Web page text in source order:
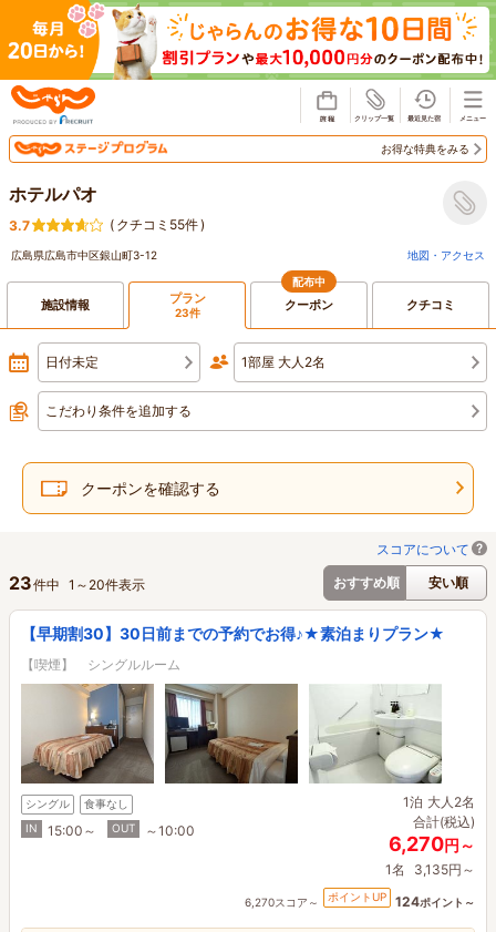
お得な特典をみる
ホテルパオ
3.7 ( クチコミ55件)
広島県広島市中区銀山町3-12 地図・アクセス
施設情報 プラン
23件
配布中
クーポン クチコミ
日付未定 1部屋 大人2名
こだわり条件を追加する
クーポンを確認する
スコアについて
おすすめ順
安い順
23件中 1 ～ 20件表示
【早期割30】30日前までの予約でお得♪★素泊まりプラン★
【喫煙】 シングルルーム
シングル
食事なし
IN
15:00～ OUT ～10:00
1泊 大人2名
合計(税込)
6,270円～
1名 3,135円～
6,270スコア～ ポイントUP 124ポイント～